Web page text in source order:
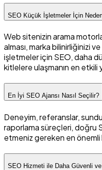
SEO Küçük İşletmeler İçin
Web sitenizin arama
alması, marka bilinirliğinizi
işletmeler için SEO, daha
kitlelere ulaşmanın en etkili
En İyi SEO Ajansı Nasıl Seçilir?
Deneyim, referanslar,
raporlama süreçleri, doğru
etmeniz gereken en önemli
SEO Hizmeti ile Daha Güvenli